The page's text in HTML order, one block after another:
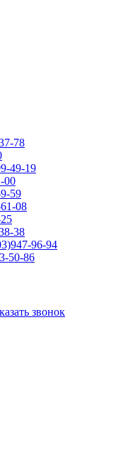
78
49-19
00
59
08
38
96-94
50-86
звонок